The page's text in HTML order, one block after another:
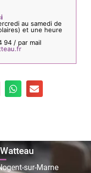
au samedi de
et une heure
94 / par mail
sur-Marne